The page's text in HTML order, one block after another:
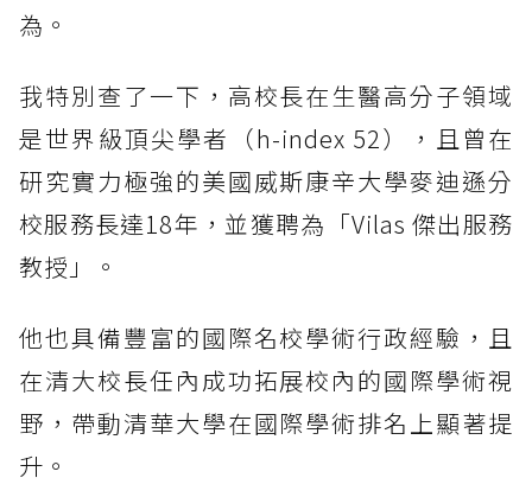
為。
我特別查了一下，高校長在生醫高分子領域
是世界級頂尖學者（h-index 52），且曾在
研究實力極強的美國威斯康辛大學麥迪遜分
校服務長達18年，並獲聘為「Vilas 傑出服務
教授」。
他也具備豐富的國際名校學術行政經驗，且
在清大校長任內成功拓展校內的國際學術視
野，帶動清華大學在國際學術排名上顯著提
升。